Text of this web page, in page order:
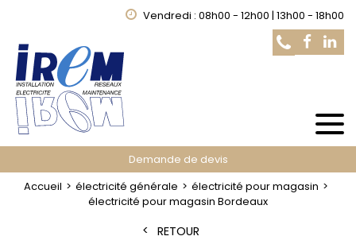
Vendredi : 08h00 - 12h00 | 13h00 - 18h00
Demande de devis
Accueil
électricité générale
électricité pour magasin
électricité pour magasin Bordeaux
RETOUR